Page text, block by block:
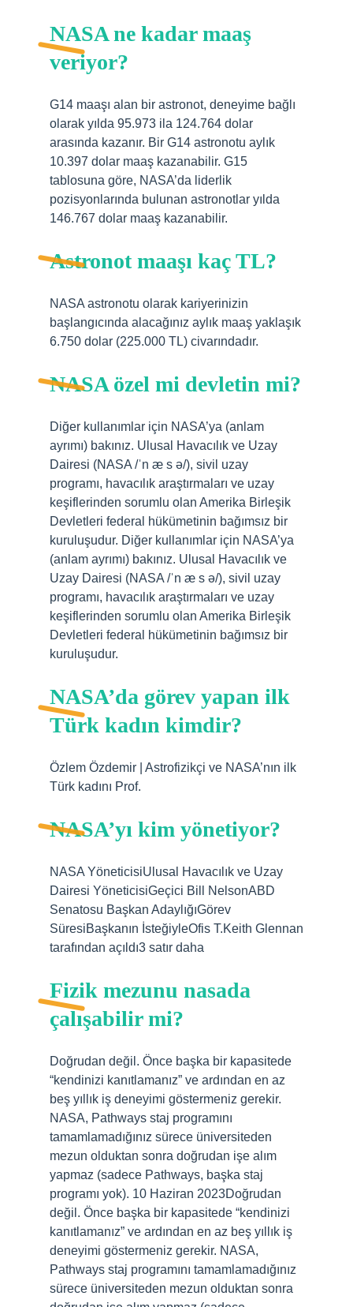
NASA ne kadar maaş
veriyor?
G14 maaşı alan bir astronot, deneyime bağlı
olarak yılda 95.973 ila 124.764 dolar
arasında kazanır. Bir G14 astronotu aylık
10.397 dolar maaş kazanabilir. G15
tablosuna göre, NASA’da liderlik
pozisyonlarında bulunan astronotlar yılda
146.767 dolar maaş kazanabilir.
Astronot maaşı kaç TL?
NASA astronotu olarak kariyerinizin
başlangıcında alacağınız aylık maaş yaklaşık
6.750 dolar (225.000 TL) civarındadır.
NASA özel mi devletin mi?
Diğer kullanımlar için NASA’ya (anlam
ayrımı) bakınız. Ulusal Havacılık ve Uzay
Dairesi (NASA /ˈn æ s ə/), sivil uzay
programı, havacılık araştırmaları ve uzay
keşiflerinden sorumlu olan Amerika Birleşik
Devletleri federal hükümetinin bağımsız bir
kuruluşudur. Diğer kullanımlar için NASA’ya
(anlam ayrımı) bakınız. Ulusal Havacılık ve
Uzay Dairesi (NASA /ˈn æ s ə/), sivil uzay
programı, havacılık araştırmaları ve uzay
keşiflerinden sorumlu olan Amerika Birleşik
Devletleri federal hükümetinin bağımsız bir
kuruluşudur.
NASA’da görev yapan ilk
Türk kadın kimdir?
Özlem Özdemir | Astrofizikçi ve NASA’nın ilk
Türk kadını Prof.
NASA’yı kim yönetiyor?
NASA YöneticisiUlusal Havacılık ve Uzay
Dairesi YöneticisiGeçici Bill NelsonABD
Senatosu Başkan AdaylığıGörev
SüresiBaşkanın İsteğiyleOfis T.Keith Glennan
tarafından açıldı3 satır daha
Fizik mezunu nasada
çalışabilir mi?
Doğrudan değil. Önce başka bir kapasitede
“kendinizi kanıtlamanız” ve ardından en az
beş yıllık iş deneyimi göstermeniz gerekir.
NASA, Pathways staj programını
tamamlamadığınız sürece üniversiteden
mezun olduktan sonra doğrudan işe alım
yapmaz (sadece Pathways, başka staj
programı yok). 10 Haziran 2023Doğrudan
değil. Önce başka bir kapasitede “kendinizi
kanıtlamanız” ve ardından en az beş yıllık iş
deneyimi göstermeniz gerekir. NASA,
Pathways staj programını tamamlamadığınız
sürece üniversiteden mezun olduktan sonra